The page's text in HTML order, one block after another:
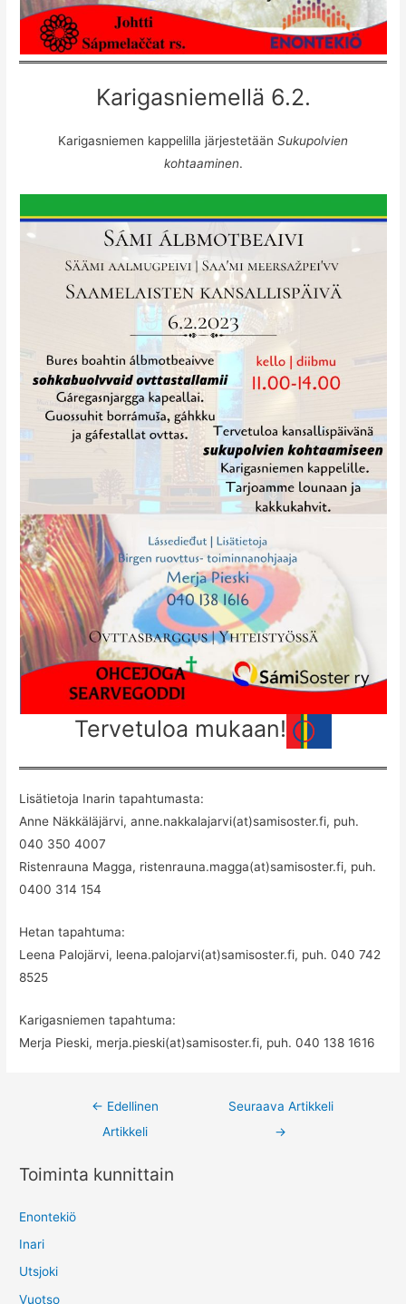
Karigasniemellä 6.2.
Karigasniemen kappelilla järjestetään Sukupolvien
kohtaaminen.
Tervetuloa mukaan!
Lisätietoja Inarin tapahtumasta:
Anne Näkkäläjärvi, anne.nakkalajarvi(at)samisoster.fi, puh.
040 350 4007
Ristenrauna Magga, ristenrauna.magga(at)samisoster.fi, puh.
0400 314 154
Hetan tapahtuma:
Leena Palojärvi, leena.palojarvi(at)samisoster.fi, puh. 040 742
8525
Karigasniemen tapahtuma:
Merja Pieski, merja.pieski(at)samisoster.fi, puh. 040 138 1616
navigation
← Edellinen
Artikkeli
Seuraava Artikkeli
→
Toiminta kunnittain
Enontekiö
Inari
Utsjoki
Vuotso